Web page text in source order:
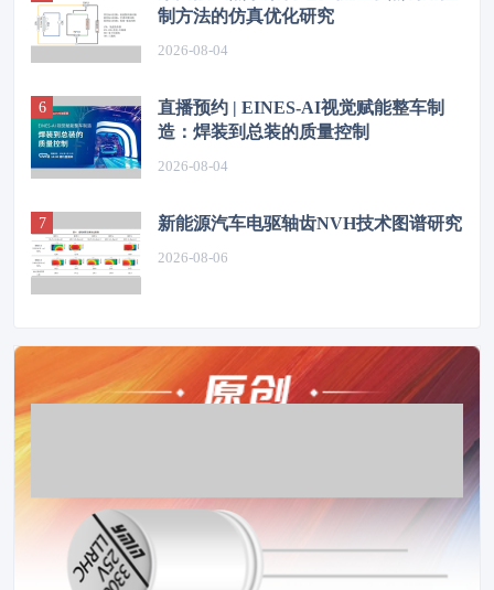
制方法的仿真优化研究
2026-08-04
直播预约 | EINES-AI视觉赋能整车制
造：焊装到总装的质量控制
2026-08-04
新能源汽车电驱轴齿NVH技术图谱研究
2026-08-06